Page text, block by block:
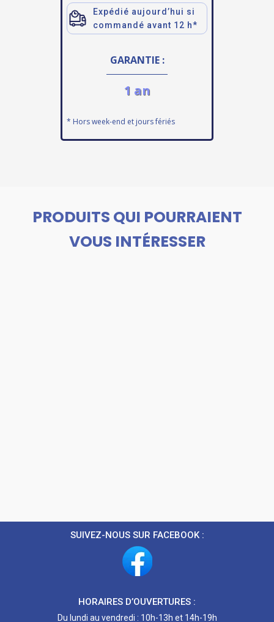
Expédié aujourd’hui si
commandé avant 12 h*
GARANTIE :
1 an
* Hors week-end et jours fériés
PRODUITS QUI POURRAIENT
VOUS INTÉRESSER
SUIVEZ-NOUS SUR FACEBOOK :
HORAIRES D’OUVERTURES :
Du lundi au vendredi : 10h-13h et 14h-19h